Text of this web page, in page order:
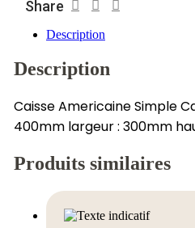
Share
Description
Description
Caisse Americaine Simple
400mm largeur : 300mm
Produits similaires